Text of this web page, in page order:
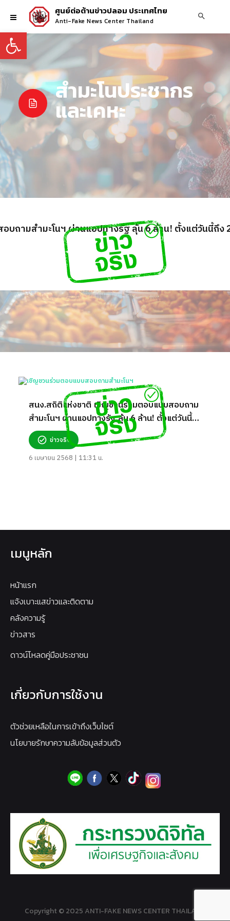
Open toolbar
ศูนย์ต่อต้านข่าวปลอม ประเทศไทย
Anti-Fake News Center Thailand
สำมะโนประชากร
และเคหะ
ถามสำมะโนฯ ผ่านแอปทางรัฐ ลุ้น 6 ล้าน! ตั้งแต่วันนี้ถึง
สนง.สถิติแห่งชาติ เชิญชวนร่วมตอบแบบสอบถาม
สำมะโนฯ ผ่านแอปทางรัฐ ลุ้น 6 ล้าน! ตั้งแต่วันนี้
ถึง 20 เม.ย. 68
ข่าวจริง
6 เมษายน 2568 | 11:31 น.
เมนูหลัก
หน้าแรก
แจ้งเบาะแสข่าวและติดตาม
คลังความรู้
ข่าวสาร
ดาวน์โหลดคู่มือประชาชน
เกี่ยวกับการใช้งาน
ตัวช่วยเหลือในการเข้าถึงเว็บไซต์
นโยบายรักษาความลับข้อมูลส่วนตัว
Copyright © 2025 ANTI-FAKE NEWS CENTER THAILAND